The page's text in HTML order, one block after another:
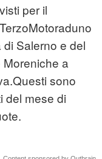
per il
Salerno e del
a
sono
del mese di